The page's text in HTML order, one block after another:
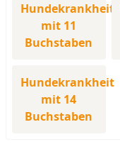
Hundekrankheit
mit 11
Buchstaben
Hundekrankheit
mit 14
Buchstaben